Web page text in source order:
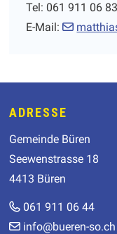
Tel: 061 911 06 83
E-Mail:
Footer
ADRESSE
Gemeinde Büren
Seewenstrasse 18
4413 Büren
061 911 06 44
info@bueren-so.ch